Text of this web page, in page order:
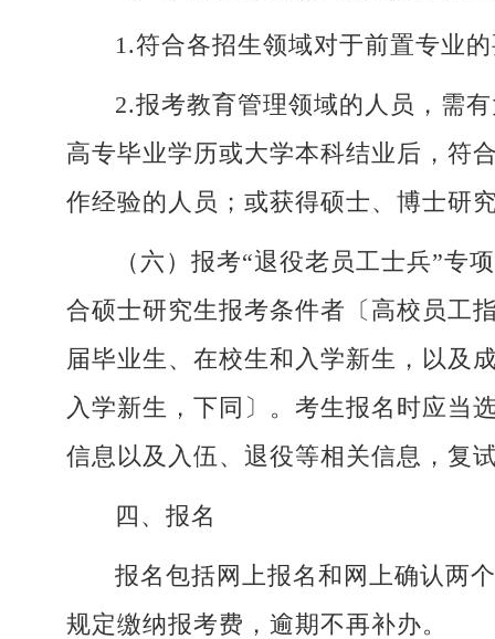
1.符合各招生领域对于前置专业
2.报考教育管理领域的人员，需
高专毕业学历或大学本科结业后，符
作经验的人员；或获得硕士、博士研
（六）报考“退役老员工士兵”
合硕士研究生报考条件者〔高校员工
届毕业生、在校生和入学新生，以及
入学新生，下同〕。考生报名时应当
信息以及入伍、退役等相关信息，复
四、报名
报名包括网上报名和网上确认两
规定缴纳报考费，逾期不再补办。